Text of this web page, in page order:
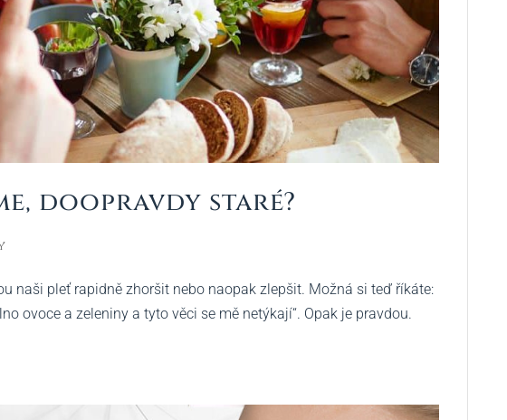
doopravdy staré?
naši pleť rapidně zhoršit nebo naopak zlepšit. Možná si teď říkáte:
ovoce a zeleniny a tyto věci se mě netýkají“. Opak je pravdou.